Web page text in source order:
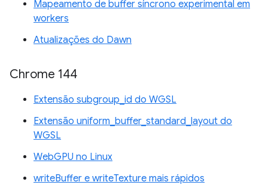
Mapeamento de buffer síncrono experimental em
workers
Atualizações do Dawn
Chrome 144
Extensão subgroup_id do WGSL
Extensão uniform_buffer_standard_layout do
WGSL
WebGPU no Linux
writeBuffer e writeTexture mais rápidos